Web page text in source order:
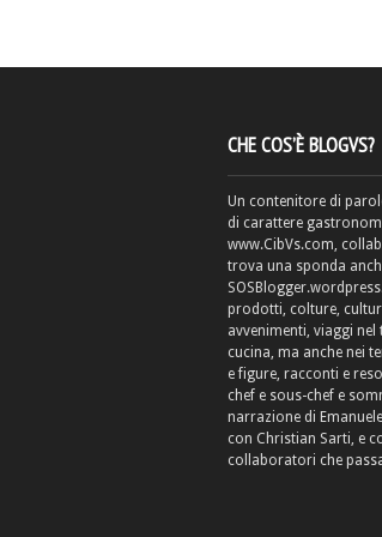
CHE COS’È BLOGVS?
Un contenitore di
di carattere
www.CibVs.com,
trova una sponda
prodotti, colture,
avvenimenti, viaggi
cucina, ma anche nei
e figure, racconti e
chef e sous-chef e
narrazione di
con Christian Sarti, e
collaboratori che